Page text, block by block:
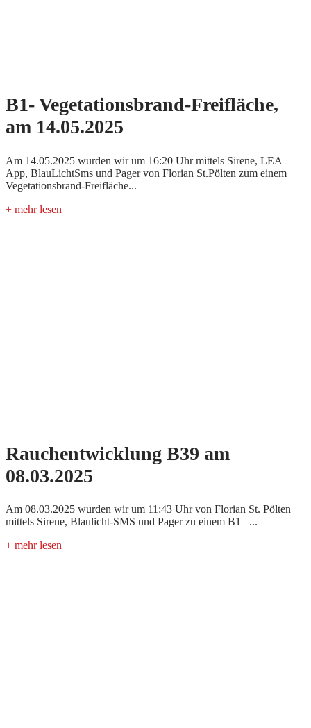
B1- Vegetationsbrand-Freifläche,
am 14.05.2025
Am 14.05.2025 wurden wir um 16:20 Uhr mittels Sirene, LEA
App, BlauLichtSms und Pager von Florian St.Pölten zum einem
Vegetationsbrand-Freifläche...
+ mehr lesen
Rauchentwicklung B39 am
08.03.2025
Am 08.03.2025 wurden wir um 11:43 Uhr von Florian St. Pölten
mittels Sirene, Blaulicht-SMS und Pager zu einem B1 –...
+ mehr lesen